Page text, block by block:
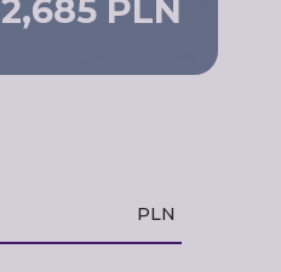
2,685 PLN
PLN